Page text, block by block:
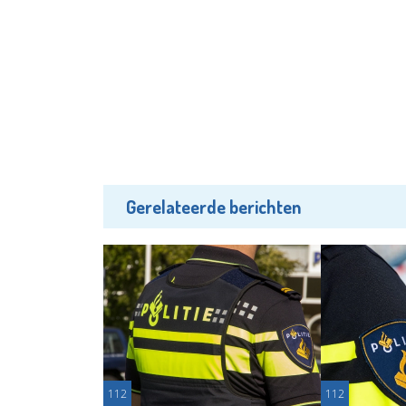
Gerelateerde berichten
112 112